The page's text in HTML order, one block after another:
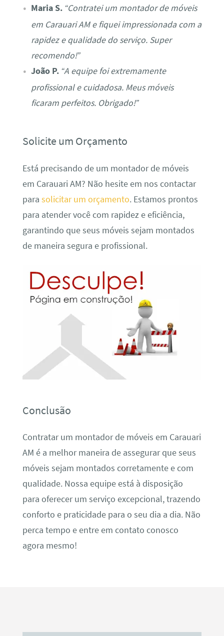
Maria S. “Contratei um montador de móveis
em Carauari AM e fiquei impressionada com a
rapidez e qualidade do serviço. Super
recomendo!”
João P. “A equipe foi extremamente
profissional e cuidadosa. Meus móveis
ficaram perfeitos. Obrigado!”
Solicite um Orçamento
Está precisando de um montador de móveis
em Carauari AM? Não hesite em nos contactar
para solicitar um orçamento. Estamos prontos
para atender você com rapidez e eficiência,
garantindo que seus móveis sejam montados
de maneira segura e profissional.
Conclusão
Contratar um montador de móveis em Carauari
AM é a melhor maneira de assegurar que seus
móveis sejam montados corretamente e com
qualidade. Nossa equipe está à disposição
para oferecer um serviço excepcional, trazendo
conforto e praticidade para o seu dia a dia. Não
perca tempo e entre em contato conosco
agora mesmo!